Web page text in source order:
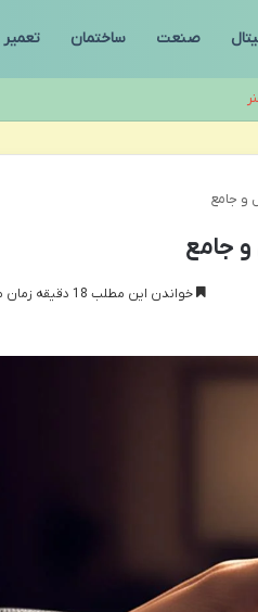
صنعت ساختمان تعمیر
و جامع
و جامع
خواندن این مطلب 18 دقیقه زمان میبرد